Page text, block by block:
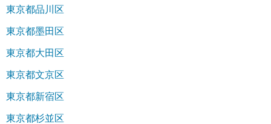
東京都品川区
東京都墨田区
東京都大田区
東京都文京区
東京都新宿区
東京都杉並区